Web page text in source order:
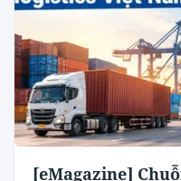
[eMagazine]